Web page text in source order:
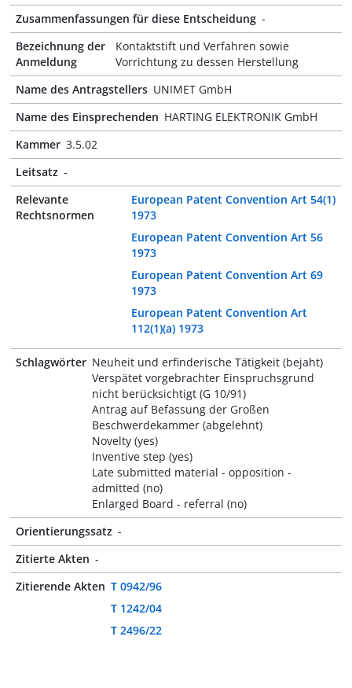
Zusammenfassungen für diese Entscheidung -
Bezeichnung der
Anmeldung
Kontaktstift und Verfahren sowie
Vorrichtung zu dessen Herstellung
Name des Antragstellers UNIMET GmbH
Name des Einsprechenden HARTING ELEKTRONIK GmbH
Kammer 3.5.02
Leitsatz -
Relevante
Rechtsnormen
European Patent Convention Art 54(1)
1973
European Patent Convention Art 56
1973
European Patent Convention Art 69
1973
European Patent Convention Art
112(1)(a) 1973
Schlagwörter Neuheit und erfinderische Tätigkeit (bejaht)
Verspätet vorgebrachter Einspruchsgrund
nicht berücksichtigt (G 10/91)
Antrag auf Befassung der Großen
Beschwerdekammer (abgelehnt)
Novelty (yes)
Inventive step (yes)
Late submitted material - opposition -
admitted (no)
Enlarged Board - referral (no)
Orientierungssatz -
Zitierte Akten -
Zitierende Akten T 0942/96
T 1242/04
T 2496/22